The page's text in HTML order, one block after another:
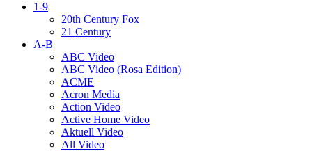
1-9
20th Century Fox
21 Century
A-B
ABC Video
ABC Video (Rosa Edition)
ACME
Acron Media
Action Video
Active Home Video
Aktuell Video
All Video